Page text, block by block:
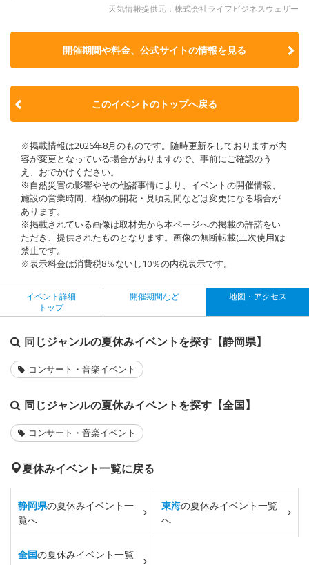
天気情報提供元：株式会社ライフビジネスウェザー
開催期間や料金、公式サイトの情報を見る
このイベントのトップへ戻る
※掲載情報は2026年8月のものです。随時更新をしておりますが内
容が変更となっている場合がありますので、事前にご確認のう
え、おでかけください。
※自然災害の影響やその他諸事情により、イベントの開催情報、
施設の営業時間、植物の開花・見頃期間などは変更になる場合が
あります。
※掲載されている画像は取材先から本ページへの掲載の許諾をい
ただき、提供されたものとなります。画像の無断転載(二次使用)は
禁止です。
※表示料金は消費税8％ないし10％の内税表示です。
イベント詳細
トップ
開催期間など 地図・アクセス
同じジャンルの夏休みイベントを探す【静岡県】
コンサート・音楽イベント
同じジャンルの夏休みイベントを探す【全国】
コンサート・音楽イベント
夏休みイベント一覧に戻る
静岡県の夏休みイベント一
覧へ
東海の夏休みイベント一覧
へ
全国の夏休みイベント一覧